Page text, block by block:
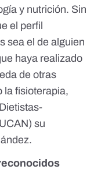
y nutrición. Sin
el perfil
sea el de alguien
haya realizado
de otras
la fisioterapia,
su